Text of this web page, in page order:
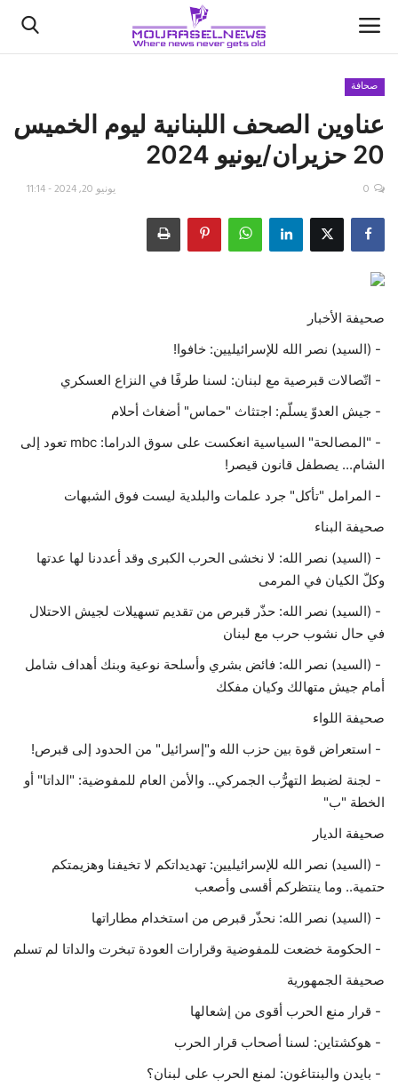
الأخبار
كتّابنا
اقتصاد
رياضة
فيديو
حياة
صحافة
عناوين الصحف اللبنانية ليوم الخميس
20 حزيران/يونيو 2024
يونيو 20, 2024 - 11:14 0
صحيفة الأخبار
- (السيد) ‫نصر الله للإسرائيليين: خافوا!
- اتّصالات قبرصية مع لبنان: لسنا طرفًا في النزاع العسكري
- جيش العدوّ يسلّم: اجتثاث "حماس" أضغاث أحلام
- ‫"المصالحة" السياسية انعكست على سوق الدراما: mbc تعود إلى
الشام... يصطفل قانون قيصر!
- ‫المرامل "تأكل" جرد علمات والبلدية ليست فوق الشبهات
صحيفة البناء
- (السيد) نصر الله: لا نخشى الحرب الكبرى وقد أعددنا لها عدتها
وكلّ الكيان في المرمى
- (السيد) نصر الله: حذّر قبرص من تقديم تسهيلات لجيش الاحتلال
في حال نشوب حرب مع لبنان
- (السيد) نصر الله: فائض بشري وأسلحة نوعية وبنك أهداف شامل
أمام جيش متهالك وكيان مفكك
صحيفة اللواء
- استعراض قوة بين حزب الله و"إسرائيل" من الحدود إلى قبرص!
- لجنة لضبط التهرُّب الجمركي.. والأمن العام للمفوضية: "الداتا" أو
الخطة "ب"
صحيفة الديار
- (السيد) نصر الله للإسرائيليين: تهديداتكم لا تخيفنا وهزيمتكم
حتمية.. وما ينتظركم أقسى وأصعب
- (السيد) نصر الله: نحذّر قبرص من استخدام مطاراتها
- الحكومة خضعت للمفوضية وقرارات العودة تبخرت والداتا لم تسلم
صحيفة الجمهورية
- قرار منع الحرب أقوى من إشعالها
- هوكشتاين: لسنا أصحاب قرار الحرب
- بايدن والبنتاغون: لمنع الحرب على لبنان؟